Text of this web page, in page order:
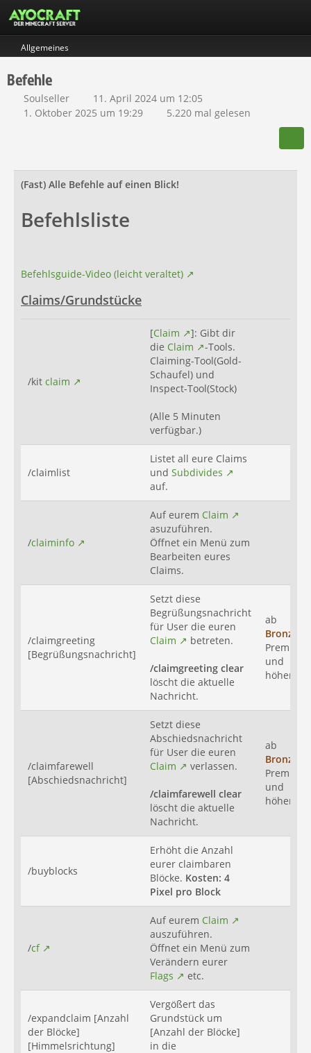
Allgemeines
Befehle
Soulseller
11. April 2024 um 12:05
1. Oktober 2025 um 19:29
5.220 mal gelesen
(Fast) Alle Befehle auf einen Blick!
Befehlsliste
Befehlsguide-Video (leicht veraltet)
Claims/Grundstücke
/kit claim
[Claim
]: Gibt dir
die Claim
-Tools.
Claiming-Tool(Gold-
Schaufel) und
Inspect-Tool(Stock)
(Alle 5 Minuten
verfügbar.)
/claimlist
Listet all eure Claims
und Subdivides
auf.
/claiminfo
Auf eurem Claim
asuzuführen.
Öffnet ein Menü zum
Bearbeiten eures
Claims.
/claimgreeting
[Begrüßungsnachricht]
Setzt diese
Begrüßungsnachricht
für User die euren
Claim
betreten.
/claimgreeting clear
löscht die aktuelle
Nachricht.
ab
Bronze
Premium
und
höher
/claimfarewell
[Abschiedsnachricht]
Setzt diese
Abschiedsnachricht
für User die euren
Claim
verlassen.
/claimfarewell clear
löscht die aktuelle
Nachricht.
ab
Bronze
Premium
und
höher
/buyblocks
Erhöht die Anzahl
eurer claimbaren
Blöcke. Kosten: 4
Pixel pro Block
/cf
Auf eurem Claim
auszuführen.
Öffnet ein Menü zum
Verändern eurer
Flags
etc.
/expandclaim [Anzahl
der Blöcke]
[Himmelsrichtung]
Vergößert das
Grundstück um
[Anzahl der Blöcke]
in die